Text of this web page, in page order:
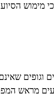
מימוש
וגופים
מראש